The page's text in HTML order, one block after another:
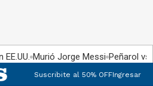
Murió Jorge Messi Peñarol
Suscribite al 50% OFFIngresar